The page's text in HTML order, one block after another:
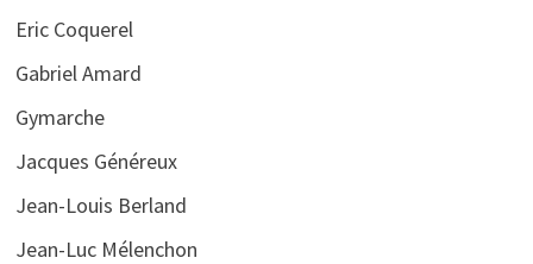
Eric Coquerel
Gabriel Amard
Gymarche
Jacques Généreux
Jean-Louis Berland
Jean-Luc Mélenchon